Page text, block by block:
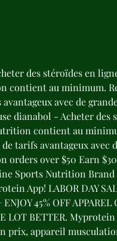
des stéroïdes en
contient au minimum.
avec de
dianabol - Acheter des
contient au
tarifs avantageux avec
orders over $50 Earn
Sports Nutrition Brand
App! LABOR DAY
45% OFF APPAREL
LOT BETTER.
prix, appareil